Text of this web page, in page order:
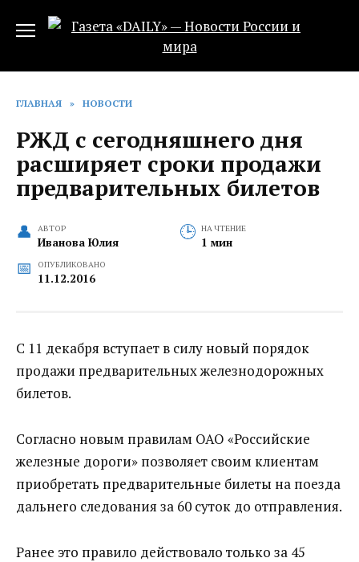
ГЛАВНАЯ » НОВОСТИ
РЖД с сегодняшнего дня
расширяет сроки продажи
предварительных билетов
АВТОР
Иванова Юлия
НА ЧТЕНИЕ
1 мин
ОПУБЛИКОВАНО
11.12.2016
С 11 декабря вступает в силу новый порядок
продажи предварительных железнодорожных
билетов.
Согласно новым правилам ОАО «Российские
железные дороги» позволяет своим клиентам
приобретать предварительные билеты на поезда
дальнего следования за 60 суток до отправления.
Ранее это правило действовало только за 45